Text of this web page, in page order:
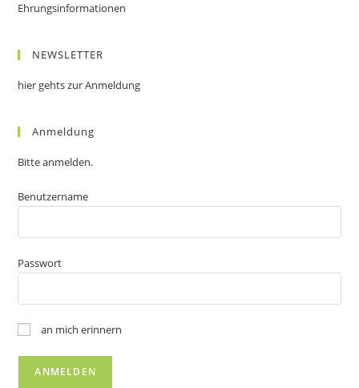
Ehrungsinformationen
NEWSLETTER
hier gehts zur Anmeldung
Anmeldung
Bitte anmelden.
Benutzername
Passwort
an mich erinnern